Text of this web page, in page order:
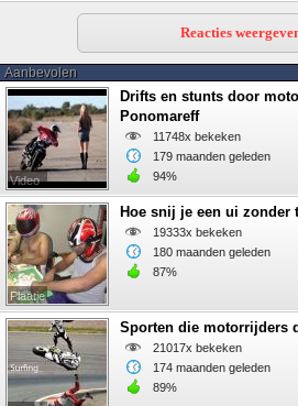
Reacties
Aanbevolen
Video
Drifts en stunts door
Ponomareff
11748x bekeken
179 maanden geleden
94%
Plaatje
Hoe snij je een ui zonder
19333x bekeken
180 maanden geleden
87%
Sporten die motorrijders
21017x bekeken
174 maanden geleden
89%